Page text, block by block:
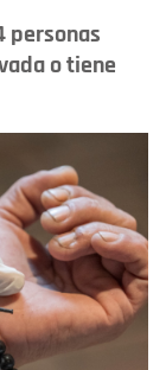
personas
o tiene